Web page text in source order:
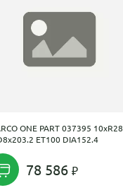
ONE PART 037395 10xR28
ET100 DIA152.4
78 586